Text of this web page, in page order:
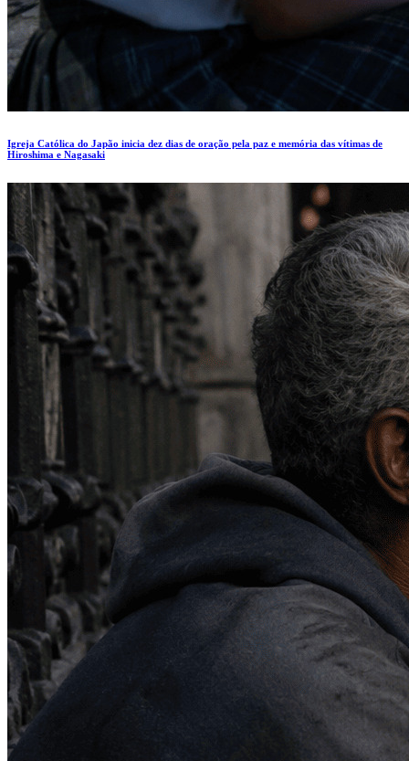
Igreja Católica do Japão inicia dez dias de oração pela paz e memória das vítimas de
Hiroshima e Nagasaki